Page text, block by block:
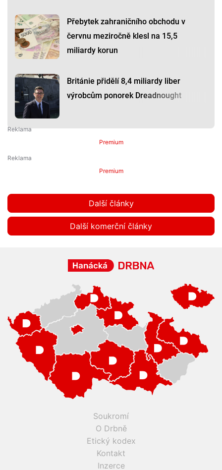
Přebytek zahraničního obchodu v
červnu meziročně klesl na 15,5
miliardy korun
Británie přidělí 8,4 miliardy liber
výrobcům ponorek Dreadnought
Premium
Premium
Další články
Další komerční články
Soukromí
O Drbně
Etický kodex
Kontakt
Inzerce